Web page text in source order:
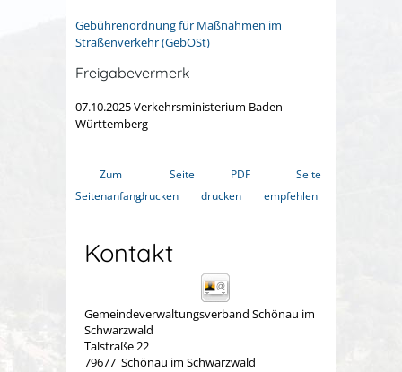
Gebührenordnung für Maßnahmen im
Straßenverkehr (GebOSt)
Freigabevermerk
07.10.2025 Verkehrsministerium Baden-
Württemberg
Zum
Seitenanfang
Seite
drucken
PDF
drucken
Seite
empfehlen
Kontakt
Gemeindeverwaltungsverband Schönau im
Schwarzwald
Talstraße 22
79677 Schönau im Schwarzwald